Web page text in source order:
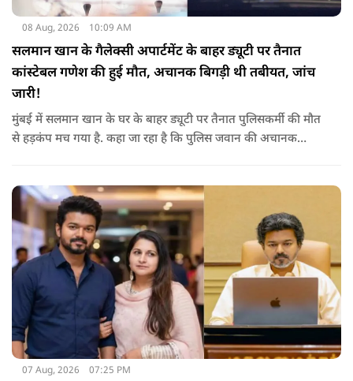
08 Aug, 2026 10:09 AM
सलमान खान के गैलेक्सी अपार्टमेंट के बाहर ड्यूटी पर तैनात
कांस्टेबल गणेश की हुई मौत, अचानक बिगड़ी थी तबीयत, जांच
जारी!
मुंबई में सलमान खान के घर के बाहर ड्यूटी पर तैनात पुलिसकर्मी की मौत
से हड़कंप मच गया है. कहा जा रहा है कि पुलिस जवान की अचानक
चल सकेगा.
07 Aug, 2026 07:25 PM